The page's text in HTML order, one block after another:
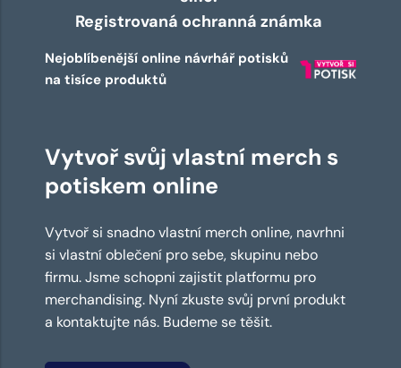
Registrovaná ochranná známka
Nejoblíbenější online návrhář potisků
na tisíce produktů
Vytvoř svůj vlastní merch s
potiskem online
Vytvoř si snadno vlastní merch online, navrhni
si vlastní oblečení pro sebe, skupinu nebo
firmu. Jsme schopni zajistit platformu pro
merchandising. Nyní zkuste svůj první produkt
a kontaktujte nás. Budeme se těšit.